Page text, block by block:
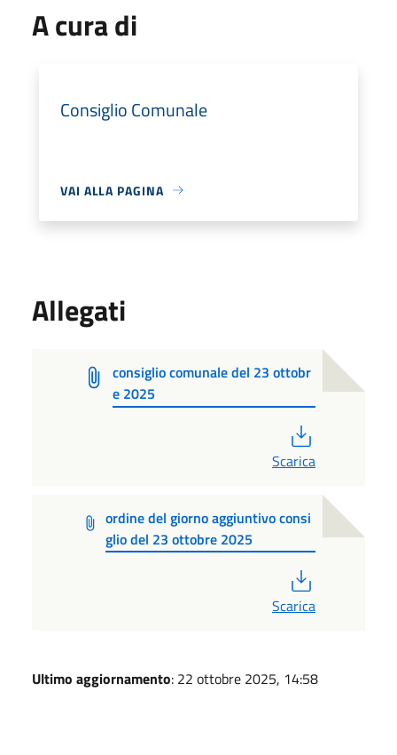
A cura di
Consiglio Comunale
VAI ALLA PAGINA
Allegati
consiglio comunale del 23 ottobr
e 2025
Scarica
ordine del giorno aggiuntivo consi
glio del 23 ottobre 2025
Scarica
Ultimo aggiornamento: 22 ottobre 2025, 14:58